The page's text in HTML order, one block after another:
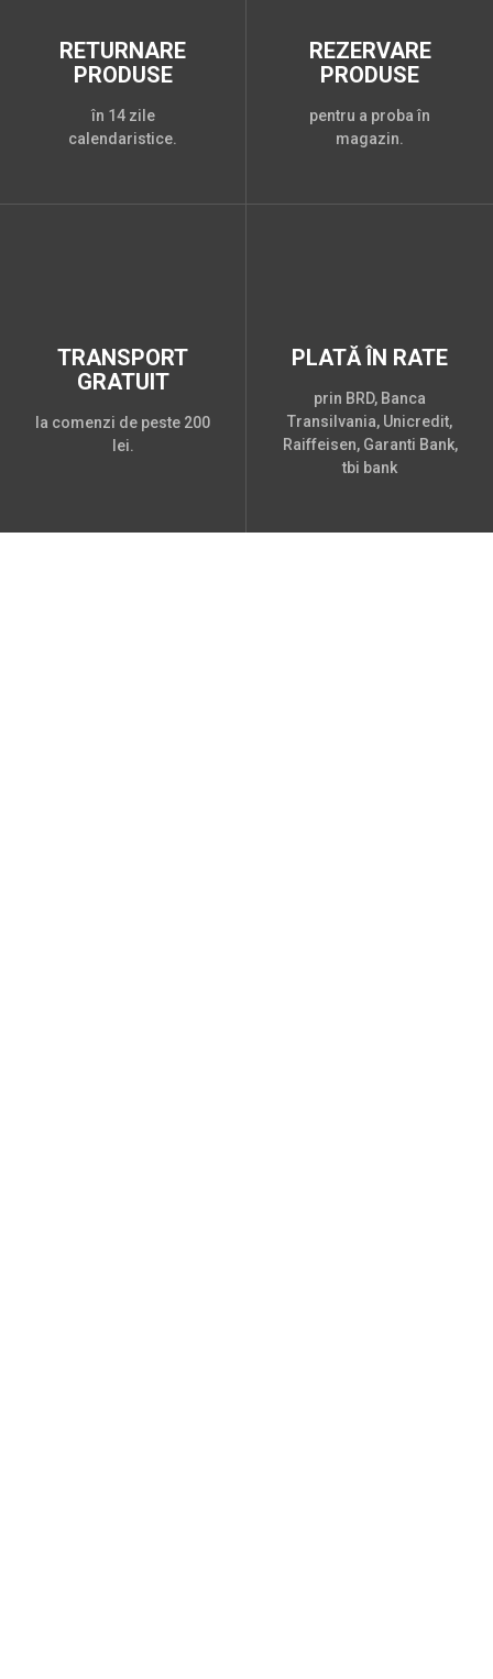
RETURNARE
PRODUSE
în 14 zile
calendaristice.
REZERVARE
PRODUSE
pentru a proba în
magazin.
TRANSPORT
GRATUIT
la comenzi de peste 200
lei.
PLATĂ ÎN RATE
prin BRD, Banca
Transilvania, Unicredit,
Raiffeisen, Garanti Bank,
tbi bank